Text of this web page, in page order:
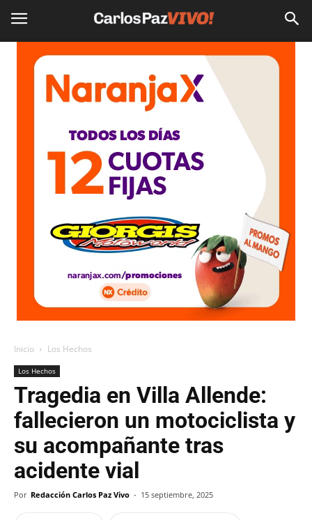
Inicio Los Hechos
Los Hechos
Tragedia en Villa Allende:
fallecieron un motociclista y
su acompañante tras
acidente vial
Por Redacción Carlos Paz Vivo - 15 septiembre, 2025